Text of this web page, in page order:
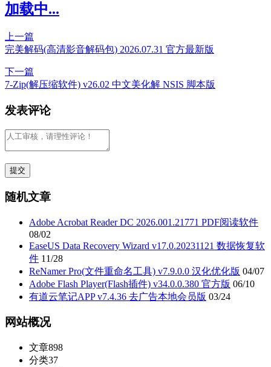
加载中...
上一篇
完美解码(高清影音解码包) 2026.07.31 官方最新版
下一篇
7-Zip(解压缩软件) v26.02 中文美化解 NSIS 脚本版
发表评论
随机文章
Adobe Acrobat Reader DC 2026.001.21771 PDF阅读软件
08/02
EaseUS Data Recovery Wizard v17.0.20231121 数据恢复软
件 11/28
ReNamer Pro(文件重命名工具) v7.9.0.0 汉化优化版 04/07
Adobe Flash Player(Flash插件) v34.0.0.380 官方版 06/10
有道云笔记APP v7.4.36 去广告本地会员版 03/24
网站概况
文章898
分类37